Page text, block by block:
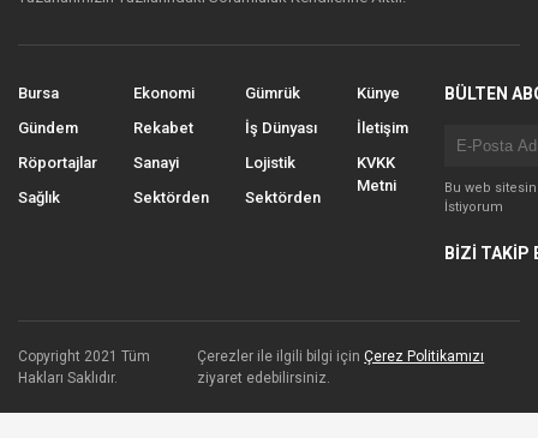
Bursa
Gündem
Röportajlar
Sağlık
Ekonomi
Rekabet
Sanayi
Sektörden
Gümrük
İş Dünyası
Lojistik
Sektörden
Künye
İletişim
KVKK
Metni
BÜLTEN
Bu web
İstiyorum
BİZİ TAKİP
Copyright 2021 Tüm
Hakları Saklıdır.
Çerezler ile ilgili bilgi içinÇerez Politikamızı
ziyaret edebilirsiniz.